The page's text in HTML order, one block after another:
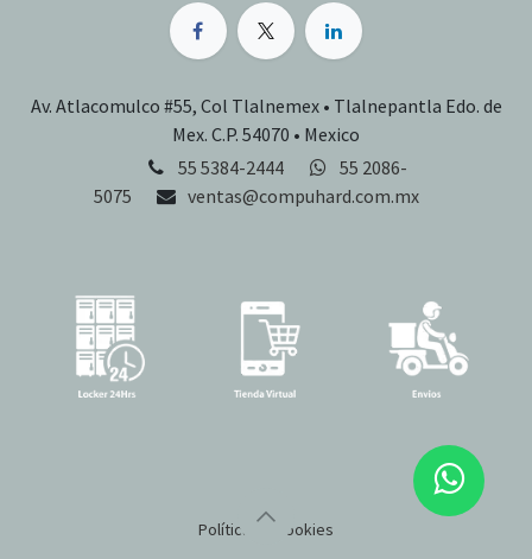
Av. Atlacomulco #55, Col Tlalnemex • Tlalnepantla Edo. de
Mex. C.P. 54070 • Mexico
55 5384-2444
55 2086-
5075
ventas@compuhard.com.mx
Política de cookies